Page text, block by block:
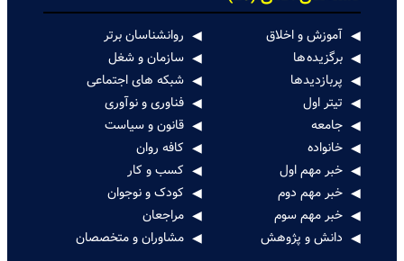
آموزش و اخلاق
برگزیده ها
پربازدیدها
تیتر اول
جامعه
خانواده
خبر مهم اول
خبر مهم دوم
خبر مهم سوم
دانش و پژوهش
روانشناسان برتر
سازمان و شغل
شبکه های اجتماعی
فناوری و نوآوری
قانون و سیاست
کافه روان
کسب و کار
کودک و نوجوان
مراجعان
مشاوران و متخصصان